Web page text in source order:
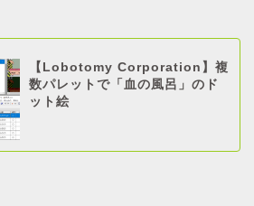
【Lobotomy Corporation】複
数パレットで「血の風呂」のド
ット絵